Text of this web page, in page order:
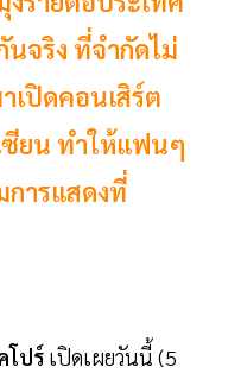
จริง ที่จำกัดไม่
เปิดคอนเสิร์ต
ยน ทำให้แฟนๆ
การแสดงที่
โปร์ เปิดเผยวันนี้ (5